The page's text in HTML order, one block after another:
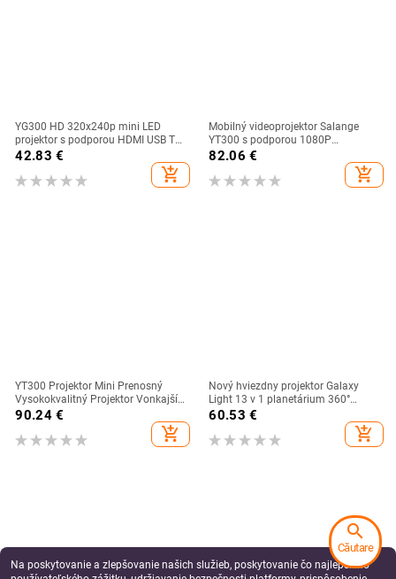
YG300 HD 320x240p mini LED
projektor s podporou HDMI USB TF
domáci audio multimediálny
prehrávač prenosný inteligentný
projektor na cesty
42.83 €
add_shopping_cart
Mobilný videoprojektor Salange
YT300 s podporou 1080P
domáceho kina, bezdrôtového
prehrávača médií s rovnakou
obrazovkou, Androidom, IOS a
82.06 €
add_shopping_cart
YT300 Projektor Mini Prenosný
Vysokokvalitný Projektor Vonkajší
Kemp Smartfón Bezdrôtové
Zrkadlenie Podporované Domáce
Kino
90.24€
add_shopping_cart
Nový hviezdny projektor Galaxy
Light 13 v 1 planetárium 360°
otočné nočné svetlo Aurora do
spálne hviezdna obloha darček pre
deti a dospelých
60.53 €
add_shopping_cart
Na poskytovanie a zlepšovanie našich služieb, poskytovanie čo najlepšieho
search
Căutare